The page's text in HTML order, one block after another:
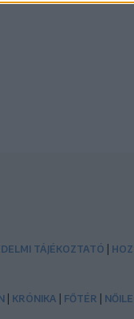
TÁJÉKOZTATÓ
KRÓNIKA FŐTÉR